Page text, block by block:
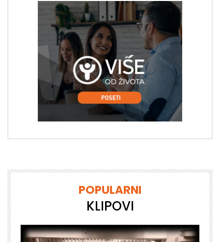
POPULARNI
KLIPOVI